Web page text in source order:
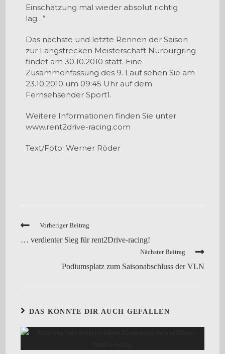
Einschätzung mal wieder absolut richtig
lag…“
Das nächste und letzte Rennen der Saison
zur Langstrecken Meisterschaft Nürburgring
findet am 30.10.2010 statt. Eine
Zusammenfassung des 9. Lauf sehen Sie am
23.10.2010 um 09:45 Uhr auf dem
Fernsehsender Sport1.
Weitere Informationen finden Sie unter
www.rent2drive-racing.com
Text/Foto: Werner Röder
Vorheriger Beitrag
… verdienter Sieg für rent2Drive-racing!
Nächster Beitrag
Podiumsplatz zum Saisonabschluss der VLN
DAS KÖNNTE DIR AUCH GEFALLEN